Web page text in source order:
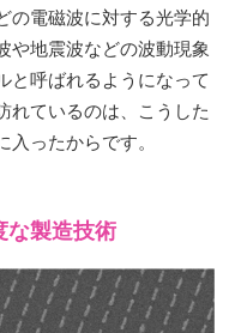
の電磁波に対する光学的
や地震波などの波動現象
と呼ばれるようになって
れているのは、こうした
ったからです。
な製造技術